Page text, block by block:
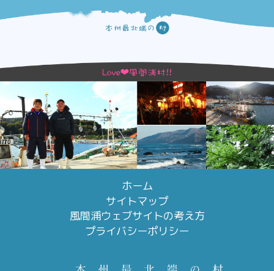
ホーム
サイトマップ
風間浦ウェブサイトの考え方
プライバシーポリシー